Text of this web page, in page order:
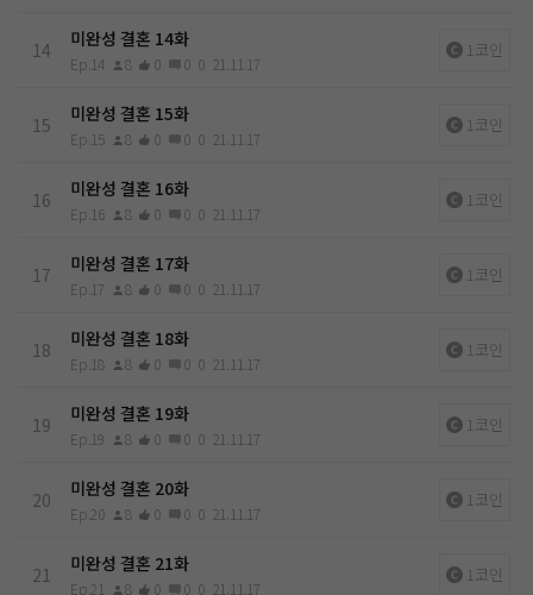
14 미완성 결혼 14화
Ep.14 8 0 0 0 21.11.17
1코인
15 미완성 결혼 15화
Ep.15 8 0 0 0 21.11.17
1코인
16 미완성 결혼 16화
Ep.16 8 0 0 0 21.11.17
1코인
17 미완성 결혼 17화
Ep.17 8 0 0 0 21.11.17
1코인
18 미완성 결혼 18화
Ep.18 8 0 0 0 21.11.17
1코인
19 미완성 결혼 19화
Ep.19 8 0 0 0 21.11.17
1코인
20 미완성 결혼 20화
Ep.20 8 0 0 0 21.11.17
1코인
21 미완성 결혼 21화
Ep.21 8 0 0 0 21.11.17
1코인